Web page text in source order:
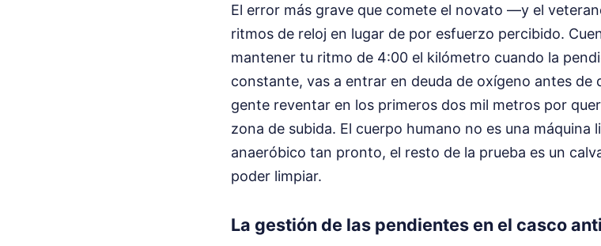
El error más grave que comete el novato —y el
ritmos de reloj en lugar de por esfuerzo percibido.
mantener tu ritmo de 4:00 el kilómetro cuando la
constante, vas a entrar en deuda de oxígeno antes de
gente reventar en los primeros dos mil metros por
zona de subida. El cuerpo humano no es una máquina
anaeróbico tan pronto, el resto de la prueba es un
poder limpiar.
La gestión de las pendientes en el casco